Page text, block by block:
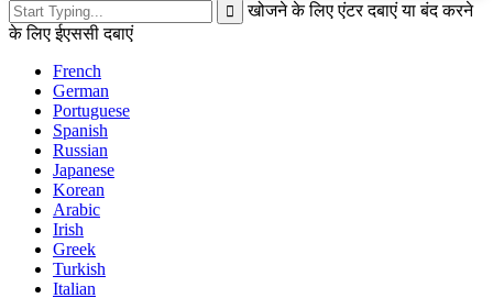
खोजने के लिए एंटर दबाएं या बंद करने
के लिए ईएससी दबाएं
French
German
Portuguese
Spanish
Russian
Japanese
Korean
Arabic
Irish
Greek
Turkish
Italian